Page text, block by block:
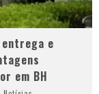
e
em BH